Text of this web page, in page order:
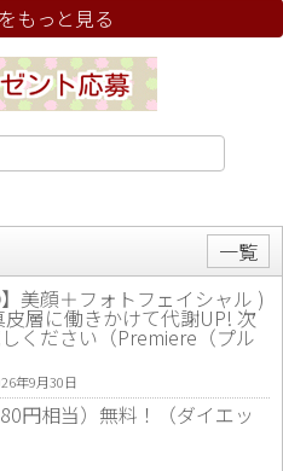
もっと見る
一覧
美顔＋フォトフェイシャル )
層に働きかけて代謝UP! 次
ください（Premiere（プル
年9月30日
円相当）無料！（ダイエッ